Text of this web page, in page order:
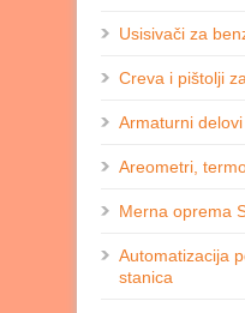
Usisivači za
Creva i pištolji
Armaturni delovi
Areometri,
Merna oprema
Automatizacija
stanica